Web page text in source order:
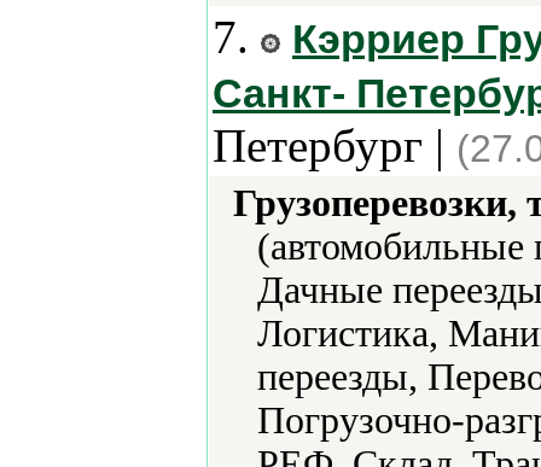
7.
Кэрриер
Санкт-
Петербург |
(автомобильные
Дачные
Логистика,
переезды,
Погрузочно-